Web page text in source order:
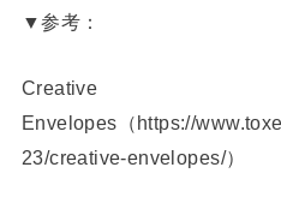
▼参考：
Creative
Envelopes（https://
23/creative-envelopes/）